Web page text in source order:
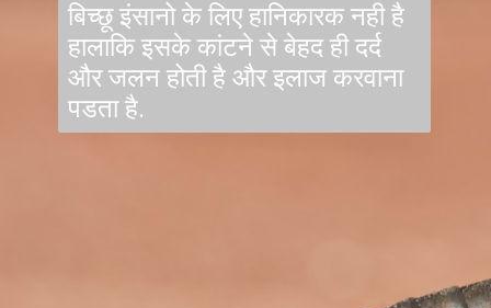
बिच्छू इंसानो के लिए हानिकारक नही है
हालाकि इसके कांटने से बेहद ही दर्द
और जलन होती है और इलाज करवाना
पडता है.